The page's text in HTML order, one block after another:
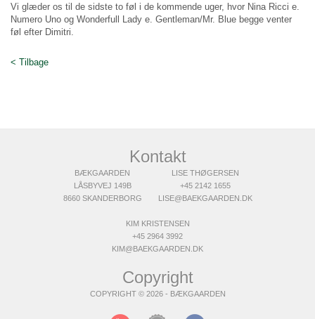
Vi glæder os til de sidste to føl i de kommende uger, hvor Nina Ricci e.
Numero Uno og Wonderfull Lady e. Gentleman/Mr. Blue begge venter
føl efter Dimitri.
< Tilbage
Kontakt
BÆKGAARDEN
LÅSBYVEJ 149B
8660 SKANDERBORG
LISE THØGERSEN
+45 2142 1655
LISE@BAEKGAARDEN.DK
KIM KRISTENSEN
+45 2964 3992
KIM@BAEKGAARDEN.DK
Copyright
COPYRIGHT © 2026 - BÆKGAARDEN